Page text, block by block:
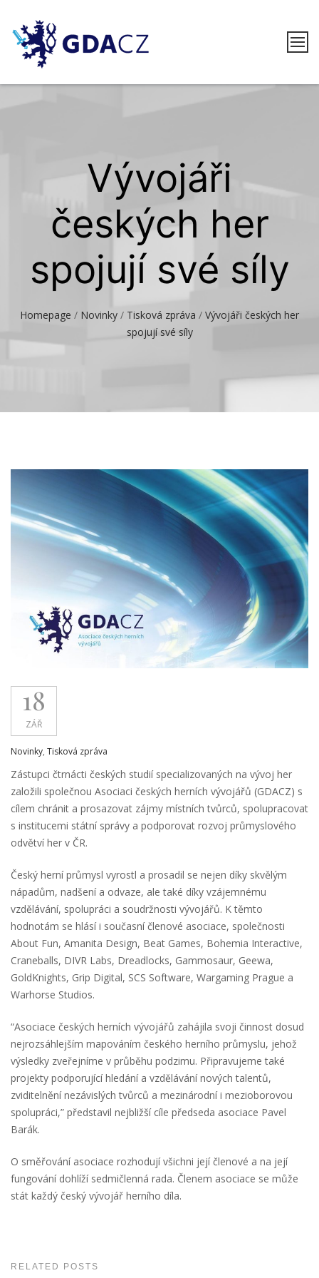
content
GDACZ
Vývojáři
českých her
spojují své síly
Homepage / Novinky / Tisková zpráva / Vývojáři českých her
spojují své síly
18
ZÁŘ
Novinky, Tisková zpráva
Zástupci čtrnácti českých studií specializovaných na vývoj her
založili společnou Asociaci českých herních vývojářů (GDACZ) s
cílem chránit a prosazovat zájmy místních tvůrců, spolupracovat
s institucemi státní správy a podporovat rozvoj průmyslového
odvětví her v ČR.
Český herní průmysl vyrostl a prosadil se nejen díky skvělým
nápadům, nadšení a odvaze, ale také díky vzájemnému
vzdělávání, spolupráci a soudržnosti vývojářů. K těmto
hodnotám se hlásí i současní členové asociace, společnosti
About Fun, Amanita Design, Beat Games, Bohemia Interactive,
Craneballs, DIVR Labs, Dreadlocks, Gammosaur, Geewa,
GoldKnights, Grip Digital, SCS Software, Wargaming Prague a
Warhorse Studios.
“Asociace českých herních vývojářů zahájila svoji činnost dosud
nejrozsáhlejším mapováním českého herního průmyslu, jehož
výsledky zveřejníme v průběhu podzimu. Připravujeme také
projekty podporující hledání a vzdělávání nových talentů,
zviditelnění nezávislých tvůrců a mezinárodní i mezioborovou
spolupráci,” představil nejbližší cíle předseda asociace Pavel
Barák.
O směřování asociace rozhodují všichni její členové a na její
fungování dohlíží sedmičlenná rada. Členem asociace se může
stát každý český vývojář herního díla.
RELATED POSTS